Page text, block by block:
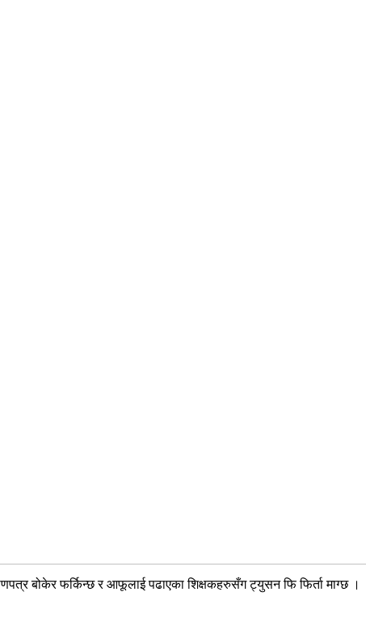
बोकेर फर्किन्छ र आफूलाई पढाएका शिक्षकहरुसँग ट्युसन फि फिर्ता माग्छ ।